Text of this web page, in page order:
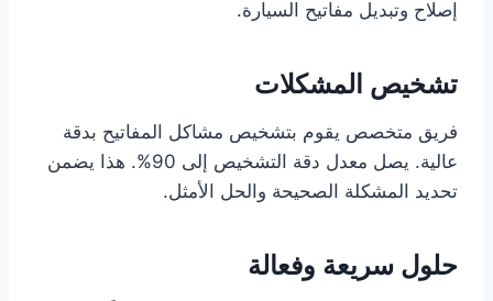
إصلاح وتبديل مفاتيح السيارة.
تشخيص المشكلات
فريق متخصص يقوم بتشخيص مشاكل المفاتيح بدقة
عالية. يصل معدل دقة التشخيص إلى 90%. هذا يضمن
تحديد المشكلة الصحيحة والحل الأمثل.
حلول سريعة وفعالة